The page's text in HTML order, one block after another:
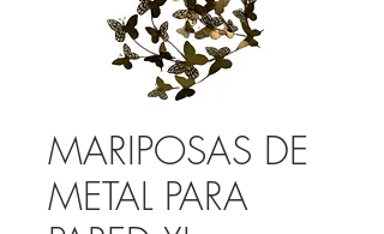
MARIPOSAS DE
METAL PARA